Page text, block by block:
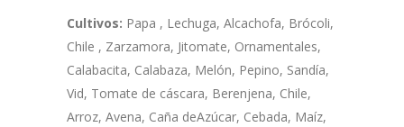
Cultivos: Papa , Lechuga, Alcachofa, Brócoli,
Chile , Zarzamora, Jitomate, Ornamentales,
Calabacita, Calabaza, Melón, Pepino, Sandía,
Vid, Tomate de cáscara, Berenjena, Chile,
Arroz, Avena, Caña deAzúcar, Cebada, Maíz,